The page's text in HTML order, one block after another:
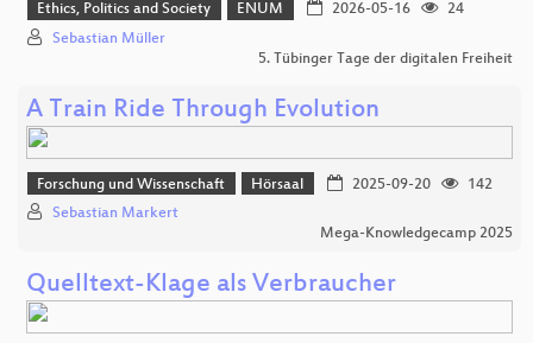
Ethics, Politics and Society ENUM 2026-05-16
24
Sebastian Müller
5. Tübinger Tage der digitalen Freiheit
A Train Ride Through Evolution
Forschung und Wissenschaft Hörsaal 2025-09-20
142
Sebastian Markert
Mega-Knowledgecamp 2025
Quelltext-Klage als Verbraucher